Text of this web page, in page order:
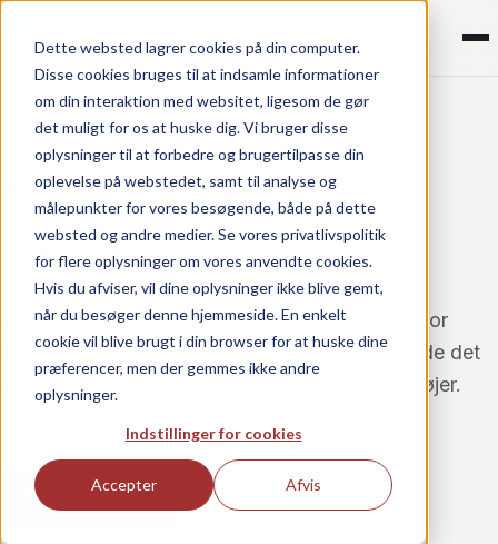
Dette websted lagrer cookies på din computer.
Disse cookies bruges til at indsamle informationer
om din interaktion med websitet, ligesom de gør
det muligt for os at huske dig. Vi bruger disse
oplysninger til at forbedre og brugertilpasse din
oplevelse på webstedet, samt til analyse og
målepunkter for vores besøgende, både på dette
websted og andre medier. Se vores privatlivspolitik
for flere oplysninger om vores anvendte cookies.
Hvis du afviser, vil dine oplysninger ikke blive gemt,
når du besøger denne hjemmeside. En enkelt
cookie vil blive brugt i din browser for at huske dine
præferencer, men der gemmes ikke andre
oplysninger.
Indstillinger for cookies
Accepter Afvis
Sprogakademiet
SPROGLIGT HÅNDVÆRK I EN AI-TID
Maskinen foreslår.
Dudømmer.
Sprogakademiet er det faglige samlingspunkt for
professionelle sprogbrugere, der vil mestre både det
klassiske sproghåndværk og de nye AI-værktøjer.
Se alle kurser→ Læs vores tilgang